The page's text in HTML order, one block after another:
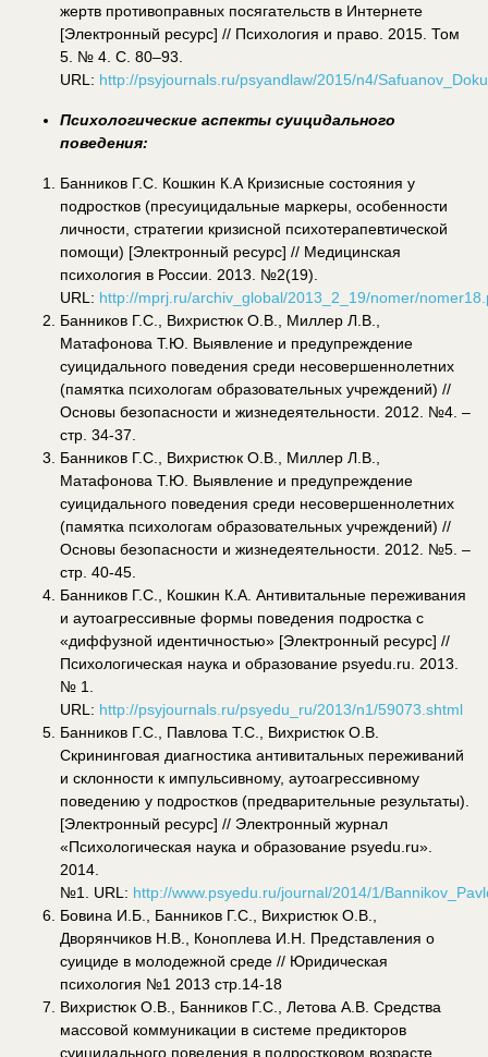
жертв противоправных посягательств в Интернете
[Электронный ресурс] // Психология и право. 2015. Том
5. № 4. С. 80–93.
URL: http://psyjournals.ru/psyandlaw/2015/n4/
Психологические аспекты суицидального
поведения:
Банников Г.С. Кошкин К.А Кризисные состояния у
подростков (пресуицидальные маркеры, особенности
личности, стратегии кризисной психотерапевтической
помощи) [Электронный ресурс] // Медицинская
психология в России. 2013. №2(19).
URL: http://mprj.ru/archiv_global/2013_2_19/nomer/
Банников Г.С., Вихристюк О.В., Миллер Л.В.,
Матафонова Т.Ю. Выявление и предупреждение
суицидального поведения среди несовершеннолетних
(памятка психологам образовательных учреждений) //
Основы безопасности и жизнедеятельности. 2012. №4. –
стр. 34-37.
Банников Г.С., Вихристюк О.В., Миллер Л.В.,
Матафонова Т.Ю. Выявление и предупреждение
суицидального поведения среди несовершеннолетних
(памятка психологам образовательных учреждений) //
Основы безопасности и жизнедеятельности. 2012. №5. –
стр. 40-45.
Банников Г.С., Кошкин К.А. Антивитальные переживания
и аутоагрессивные формы поведения подростка с
«диффузной идентичностью» [Электронный ресурс] //
Психологическая наука и образование psyedu.ru. 2013.
№ 1.
URL: http://psyjournals.ru/psyedu_ru/2013/n1/59073.shtml
Банников Г.С., Павлова Т.С., Вихристюк О.В.
Скрининговая диагностика антивитальных переживаний
и склонности к импульсивному, аутоагрессивному
поведению у подростков (предварительные результаты).
[Электронный ресурс] // Электронный журнал
«Психологическая наука и образование psyedu.ru».
2014.
№1. URL: http://www.psyedu.ru/journal/2014/1/
Бовина И.Б., Банников Г.С., Вихристюк О.В.,
Дворянчиков Н.В., Коноплева И.Н. Представления о
суициде в молодежной среде // Юридическая
психология №1 2013 стр.14-18
Вихристюк О.В., Банников Г.С., Летова А.В. Средства
массовой коммуникации в системе предикторов
суицидального поведения в подростковом возрасте